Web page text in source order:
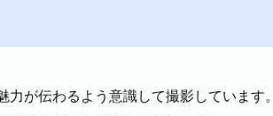
が伝わるよう意識して撮影しています。